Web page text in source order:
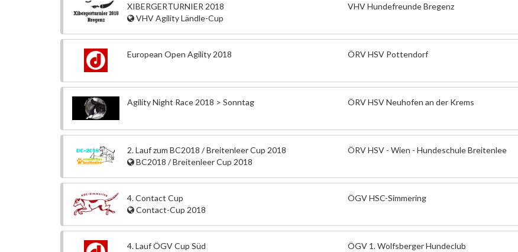
XIBERGERTURNIER 2018
VHV Agility Ländle-Cup
VHV Hundefreunde Bregenz
European Open Agility 2018 ÖRV HSV Pottendorf
Agility Night Race 2018 > Sonntag ÖRV HSV Neuhofen an der Krems
2. Lauf zum BC2018 / Breitenleer Cup 2018
BC2018 / Breitenleer Cup 2018
ÖRV HSV - Wien - Hundeschule Breitenlee
4. Contact Cup
Contact-Cup 2018
ÖGV HSC-Simmering
4. Lauf ÖGV Cup Süd
ÖGV 1. Wolfsberger Hundeclub